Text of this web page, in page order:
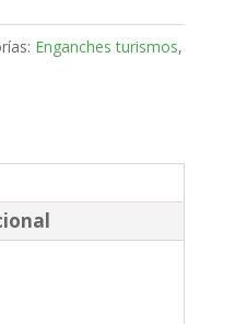
Enganches turismos,